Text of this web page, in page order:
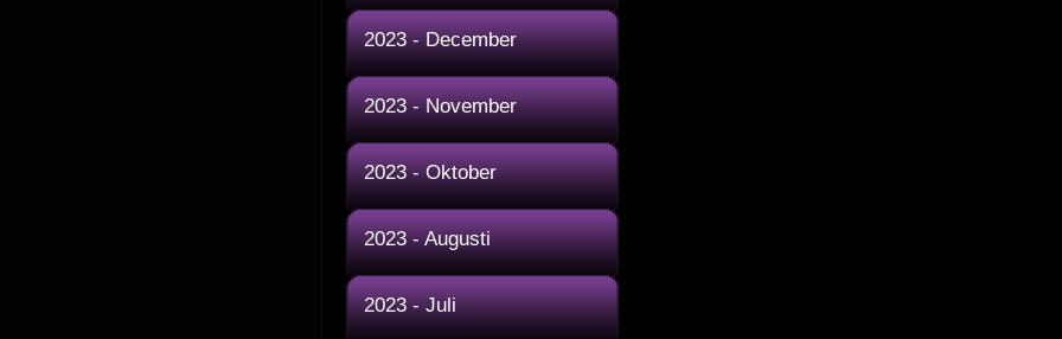
2023 - December
2023 - November
2023 - Oktober
2023 - Augusti
2023 - Juli